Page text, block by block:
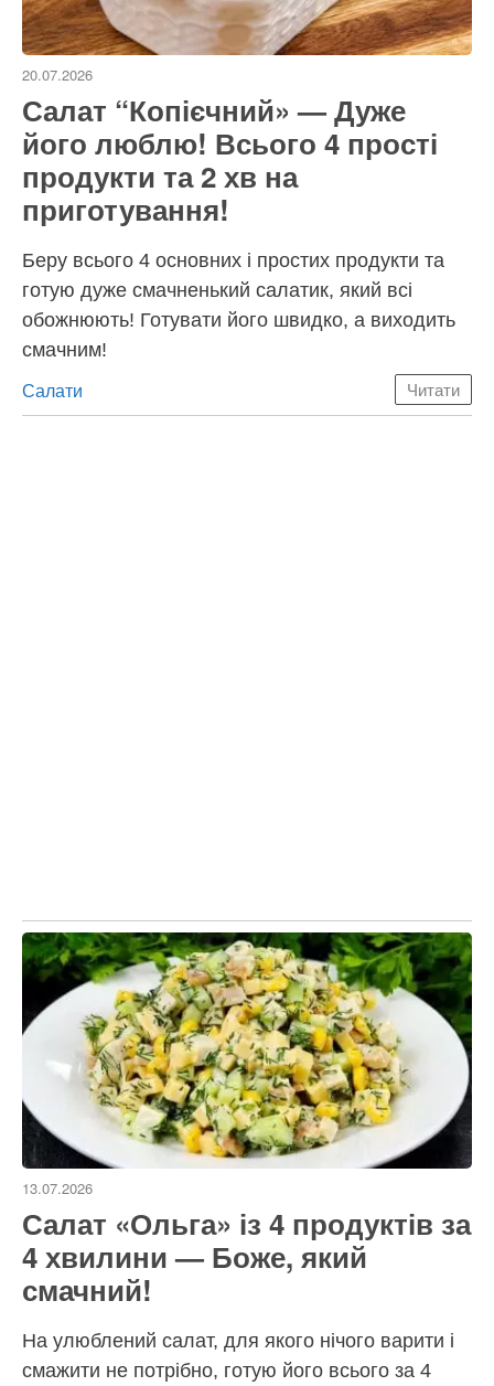
20.07.2026
Салат “Копієчний» — Дуже
його люблю! Всього 4 прості
продукти та 2 хв на
приготування!
Беру всього 4 основних і простих продукти та
готую дуже смачненький салатик, який всі
обожнюють! Готувати його швидко, а виходить
смачним!
Категорії
Салати Читати
13.07.2026
Салат «Ольга» із 4 продуктів за
4 хвилини — Боже, який
смачний!
На улюблений салат, для якого нічого варити і
смажити не потрібно, готую його всього за 4